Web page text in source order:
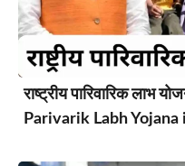
राष्ट्रीय पारिवारिक लाभ
Parivarik Labh